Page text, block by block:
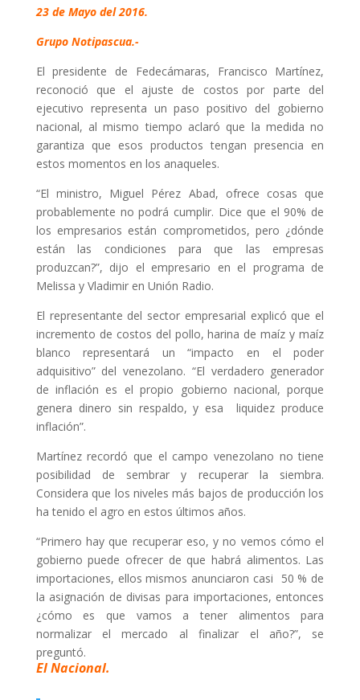
23 de Mayo del 2016.
Grupo Notipascua.-
El presidente de Fedecámaras, Francisco Martínez,
reconoció que el ajuste de costos por parte del
ejecutivo representa un paso positivo del gobierno
nacional, al mismo tiempo aclaró que la medida no
garantiza que esos productos tengan presencia en
estos momentos en los anaqueles.
“El ministro, Miguel Pérez Abad, ofrece cosas que
probablemente no podrá cumplir. Dice que el 90% de
los empresarios están comprometidos, pero ¿dónde
están las condiciones para que las empresas
produzcan?”, dijo el empresario en el programa de
Melissa y Vladimir en Unión Radio.
El representante del sector empresarial explicó que el
incremento de costos del pollo, harina de maíz y maíz
blanco representará un “impacto en el poder
adquisitivo” del venezolano. “El verdadero generador
de inflación es el propio gobierno nacional, porque
genera dinero sin respaldo, y esa liquidez produce
inflación”.
Martínez recordó que el campo venezolano no tiene
posibilidad de sembrar y recuperar la siembra.
Considera que los niveles más bajos de producción los
ha tenido el agro en estos últimos años.
“Primero hay que recuperar eso, y no vemos cómo el
gobierno puede ofrecer de que habrá alimentos. Las
importaciones, ellos mismos anunciaron casi 50 % de
la asignación de divisas para importaciones, entonces
¿cómo es que vamos a tener alimentos para
normalizar el mercado al finalizar el año?”, se
preguntó.
El Nacional.